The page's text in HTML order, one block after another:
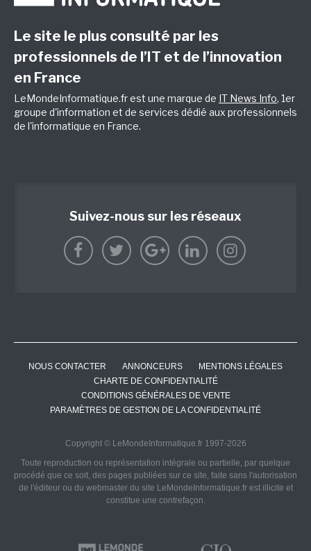
Le site le plus consulté par les
professionnels de l’IT et de l’innovation
en France
LeMondeInformatique.fr est une marque de IT News Info, 1er
groupe d'information et de services dédié aux professionnels
de l'informatique en France.
Suivez-nous sur les réseaux
NOUS CONTACTER ANNONCEURS
MENTIONS LÉGALES
CHARTE DE CONFIDENTIALITÉ
CONDITIONS GÉNÉRALES DE VENTE
PARAMÈTRES DE GESTION DE LA CONFIDENTIALITÉ
Copyright © LeMondeInformatique.fr 1997-2026
Toute reproduction ou représentation intégrale ou partielle, par quelque
procédé que ce soit, des pages publiées sur ce site, faite sans l'autorisation
de l'éditeur ou du webmaster du site LeMondeInformatique.fr est illicite et
constitue une contrefaçon.